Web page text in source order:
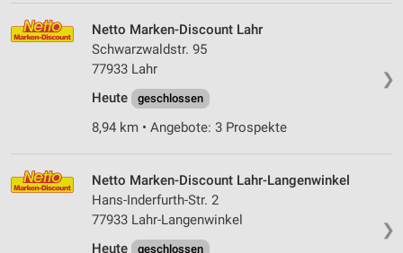
❯
Netto Marken-Discount Lahr
Schwarzwaldstr. 95
77933 Lahr
Heute
geschlossen
8,94 km • Angebote: 3 Prospekte
❯
Netto Marken-Discount Lahr-Langenwinkel
Hans-Inderfurth-Str. 2
77933 Lahr-Langenwinkel
Heute
geschlossen